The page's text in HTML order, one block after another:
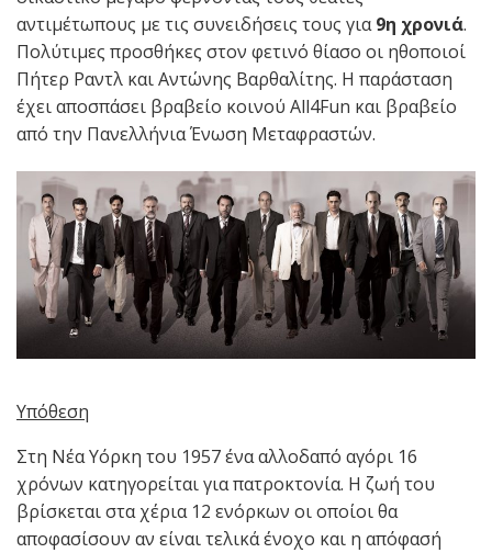
αντιμέτωπους με τις συνειδήσεις τους για9η χρονιά.
Πολύτιμες προσθήκες στον φετινό θίασο οι ηθοποιοί
Πήτερ Ραντλ και Αντώνης Βαρθαλίτης. Η παράσταση
έχει αποσπάσει βραβείο κοινού All4Fun και βραβείο
από την Πανελλήνια Ένωση Μεταφραστών.
Υπόθεση
Στη Νέα Υόρκη του 1957 ένα αλλοδαπό αγόρι 16
χρόνων κατηγορείται για πατροκτονία. Η ζωή του
βρίσκεται στα χέρια 12 ενόρκων οι οποίοι θα
αποφασίσουν αν είναι τελικά ένοχο και η απόφασή